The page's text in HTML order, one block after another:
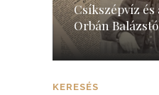
Csíkszépvíz
Orbán
KERESÉS